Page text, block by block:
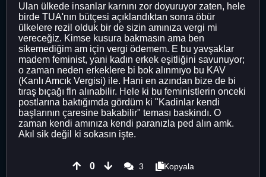
Ulan ülkede insanlar karnını zor doyuruyor zaten, hele
birde TUA'nın bütçesi açıklandıktan sonra öbür
ülkelere rezil olduk bir de sizin amınıza vergi mi
vereceğiz. Kimse kusura bakmasın ama ben
sikemediğim am için vergi ödemem. E bu yavşaklar
madem feminist, yani kadın erkek eşitliğini savunuyor;
o zaman neden erkeklere bi bok alınmıyo bu KAV
(Kanlı Amcık Vergisi) ile. Hani en azından bize de bi
tıraş bıçağı fln alınabilir. Hele ki bu feministlerin onceki
postlarına baktığımda gördüm ki "Kadinlar kendi
başlarının çaresine bakabilir" teması baskindı. O
zaman kendi amınıza kendi paranızla ped alın amk.
Akıl sik değil ki sokasın işte.
0 3
Kopyala